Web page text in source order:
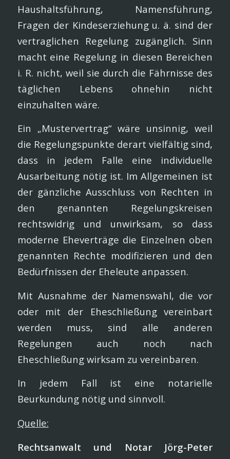
Haushaltsführung, Namensführung,
Fragen der Kindeserziehung u. ä. sind der
vertraglichen Regelung zugänglich. Sinn
macht eine Regelung in diesen Bereichen
i. R. nicht, weil sie durch die Fährnisse des
täglichen Lebens ohnehin nicht
einzuhalten wäre.
Ein „Mustervertrag“ wäre unsinnig, weil
die Regelungspunkte derart vielfältig sind,
dass in jedem Falle eine individuelle
Ausarbeitung nötig ist. Im Allgemeinen ist
der gänzliche Ausschluss von Rechten in
den genannten Regelungskreisen
rechtswidrig und unwirksam, so dass
moderne Eheverträge die Einzelnen oben
genannten Rechte modifizieren und den
Bedürfnissen der Eheleute anpassen.
Mit Ausnahme der Namenswahl, die vor
oder mit der Eheschließung vereinbart
werden muss, sind alle anderen
Regelungen auch noch nach
Eheschließung wirksam zu vereinbaren.
In jedem Fall ist eine notarielle
Beurkundung nötig und sinnvoll.
Quelle:
Rechtsanwalt und Notar Jörg-Peter